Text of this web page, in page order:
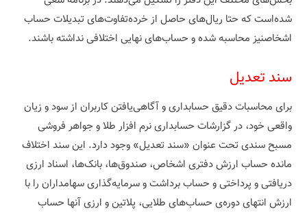
شده‌است که حتا ریال‌های حاصل از خرده‌تفاوت‌های تبدیلات حساب
اشخاصنیز محاسبه شده و حساب‌های نهایی اختلافی نداشته باشند.
سند تعدیل
برای محاسبات دقیق حسابداری و آگاهی‌یافتن کاربران از سود و زیان
واقعی خود، در گزارشات حسابداری نرم افزار طلا و جواهر فروشی
مسبح سندی تحت عنوان «سند تعدیل» وجود دارد. این سند اختلاف
مانده حساب ارزش دفتری اشخاص، صندوق‌ها، بانک‌ها، اسناد ارزی
دریافتی و پرداختی و حساب برداشت و سرمایه‌گذاری سهامداران را با
ارزش انتهای دوره‌ی حساب‌های طلایی، پلاتین و ارزی آنها حساب